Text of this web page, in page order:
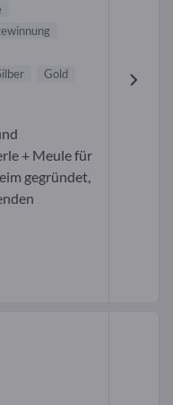
Gold
+ Meule für
gegründet,